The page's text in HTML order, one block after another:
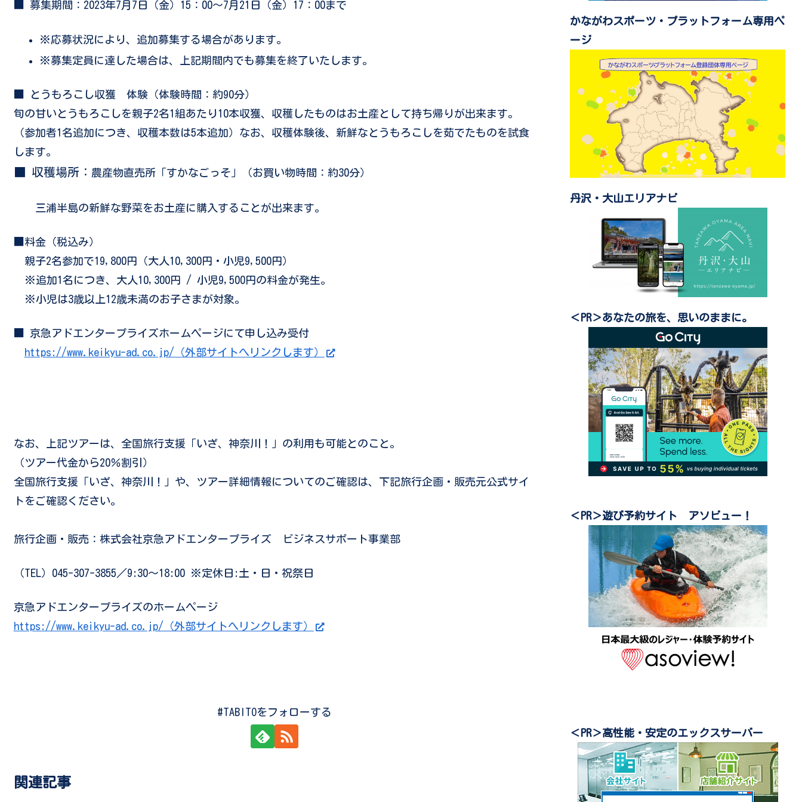
■ 募集期間 ：2023年7月7日（金）15：00～7月21日（金）17：00まで
※応募状況により、追加募集する場合があります。
※募集定員に達した場合は、上記期間内でも募集を終了いたします。
■ とうもろこし収獲 体験（体験時間：約90分）
旬の甘いとうもろこしを親子2名1組あたり10本収獲、収穫したものはお土産として持ち帰りが出来ます。
（参加者1名追加につき、収穫本数は5本追加）なお、収穫体験後、新鮮なとうもろこしを茹でたものを試食
します。
■ 収穫場所： 農産物直売所「すかなごっそ」（お買い物時間：約30分）
三浦半島の新鮮な野菜をお土産に購入することが出来ます。
■料金（税込み）
親子2名参加で19,800円（大人10,300円・小児9,500円）
※追加1名につき、大人10,300円 / 小児9,500円の料金が発生。
※小児は3歳以上12歳未満のお子さまが対象。
■ 京急アドエンタープライズホームページにて申し込み受付
https://www.keikyu-ad.co.jp/（外部サイトへリンクします）
なお、上記ツアーは、全国旅行支援「いざ、神奈川！」 の利用も可能とのこと。
（ツアー代金から20％割引）
全国旅行支援「いざ、神奈川！」や、ツアー詳細情報についてのご確認は、下記旅行企画・販売元公式サイ
トをご確認ください。
旅行企画・販売：株式会社京急アドエンタープライズ ビジネスサポート事業部
（TEL）045-307-3855／9:30～18:00 ※定休日:土・日・祝祭日
京急アドエンタープライズのホームページ
https://www.keikyu-ad.co.jp/（外部サイトへリンクします）
#TABITOをフォローする
関連記事
かながわスポーツ・プラットフォーム専用ペ
ージ
丹沢・大山エリアナビ
＜PR＞あなたの旅を、思いのままに。
＜PR＞遊び予約サイト アソビュー！
＜PR＞高性能・安定のエックスサーバー